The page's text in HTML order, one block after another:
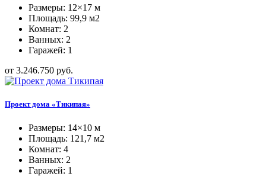
Размеры: 12×17 м
Площадь: 99,9 м2
Комнат: 2
Ванных: 2
Гаражей: 1
от 3.246.750 руб.
Проект дома «Тикипая»
Размеры: 14×10 м
Площадь: 121,7 м2
Комнат: 4
Ванных: 2
Гаражей: 1